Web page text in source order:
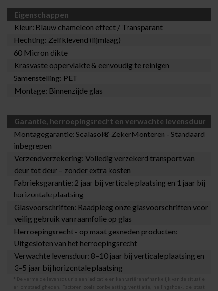
Eigenschappen
Kleur: Blauw chameleon effect / Transparant
Hechting: Zelfklevend (lijmlaag)
60 Micron dikte
Krasvaste oppervlakte & eenvoudig te reinigen
Samenstelling: PET
Montage: Binnenzijde glas
Garantie, herroepingsrecht en verwachte levensduur
Montagegarantie: Scalasol® ZekerMonteren - Standaard
inbegrepen
Verzendverzekering: Volledig verzekerd transport van
deur tot deur – zonder extra kosten
Fabrieksgarantie: 2 jaar bij verticale plaatsing en 1 jaar bij
horizontale plaatsing
Glasvoorschriften: Raadpleeg onze glasvoorschriften voor
veilig gebruik van raamfolie op glas
Herroepingsrecht - op maat gesneden producten:
Uitgesloten van het herroepingsrecht
Verwachte levensduur: 8–10 jaar bij verticale plaatsing en
3–5 jaar bij horizontale plaatsing
* De vermelde levensduur is een indicatie en kan variëren afhankelijk van de situatie
en omstandigheden. Factoren zoals zonbelasting, ventilatie, hellingshoek, de staat